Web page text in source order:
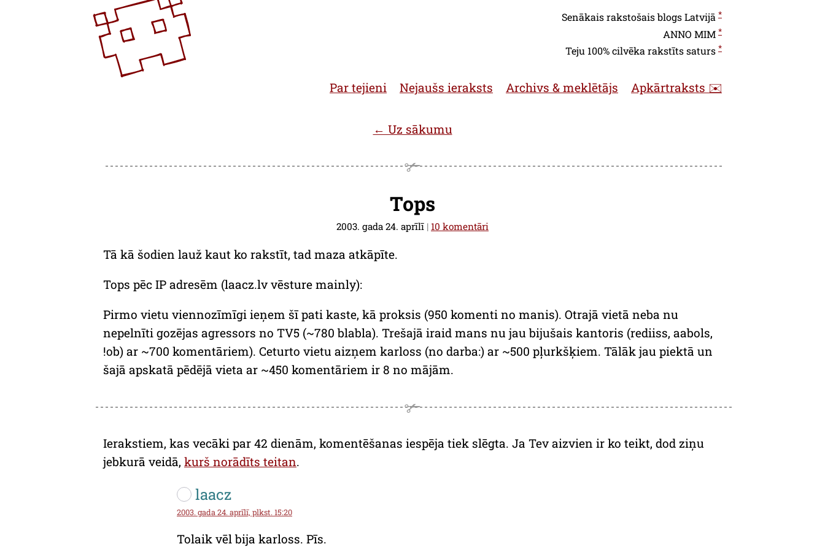
Senākais rakstošais blogs Latvijā *
ANNO MIM *
Teju 100% cilvēka rakstīts saturs *
Par tejieni Nejaušs ieraksts Archivs & meklētājs Apkārtraksts ✉️
← Uz sākumu
Tops
2003. gada 24. aprīlī | 10 komentāri
Tā kā šodien lauž kaut ko rakstīt, tad maza atkāpīte.
Tops pēc IP adresēm (laacz.lv vēsture mainly):
Pirmo vietu viennozīmīgi ieņem šī pati kaste, kā proksis (950 komenti no manis). Otrajā vietā neba nu
nepelnīti gozējas agressors no TV5 (~780 blabla). Trešajā iraid mans nu jau bijušais kantoris (rediiss, aabols,
!ob) ar ~700 komentāriem). Ceturto vietu aizņem karloss (no darba:) ar ~500 pļurkšķiem. Tālāk jau piektā un
šajā apskatā pēdējā vieta ar ~450 komentāriem ir 8 no mājām.
Ierakstiem, kas vecāki par 42 dienām, komentēšanas iespēja tiek slēgta. Ja Tev aizvien ir ko teikt, dod ziņu
jebkurā veidā, kurš norādīts teitan.
laacz
2003. gada 24. aprīlī, plkst. 15:20
Tolaik vēl bija karloss. Pīs.